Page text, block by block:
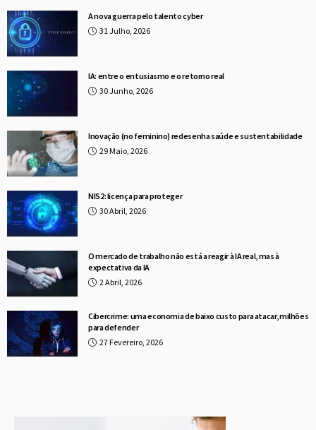
A nova guerra pelo talento cyber
31 Julho, 2026
IA: entre o entusiasmo e o retorno real
30 Junho, 2026
Inovação (no feminino) redesenha saúde e sustentabilidade
29 Maio, 2026
NIS2: licença para proteger
30 Abril, 2026
O mercado de trabalho não está a reagir à IA real, mas à
expectativa da IA
2 Abril, 2026
Cibercrime: uma economia de baixo custo para atacar, milhões
para defender
27 Fevereiro, 2026